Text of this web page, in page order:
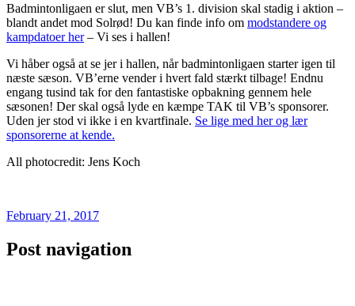
Badmintonligaen er slut, men VB’s 1. division skal stadig i aktion –
blandt andet mod Solrød! Du kan finde info om modstandere og
kampdatoer her– Vi ses i hallen!
Vi håber også at se jer i hallen, når badmintonligaen starter igen til
næste sæson. VB’erne vender i hvert fald stærkt tilbage! Endnu
engang tusind tak for den fantastiske opbakning gennem hele
sæsonen! Der skal også lyde en kæmpe TAK til VB’s sponsorer.
Uden jer stod vi ikke i en kvartfinale. Se lige med her og lær
sponsorerne at kende.
All photocredit: Jens Koch
February 21, 2017
Post navigation